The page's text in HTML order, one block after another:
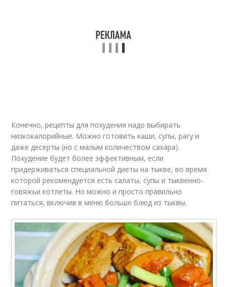
Конечно, рецепты для похудения надо выбирать
низкокалорийные. Можно готовить каши, супы, рагу и
даже десерты (но с малым количеством сахара).
Похудение будет более эффективным, если
придерживаться специальной диеты на тыкве, во время
которой рекомендуется есть салаты, супы и тыквенно-
говяжьи котлеты. Но можно и просто правильно
питаться, включив в меню больше блюд из тыквы.